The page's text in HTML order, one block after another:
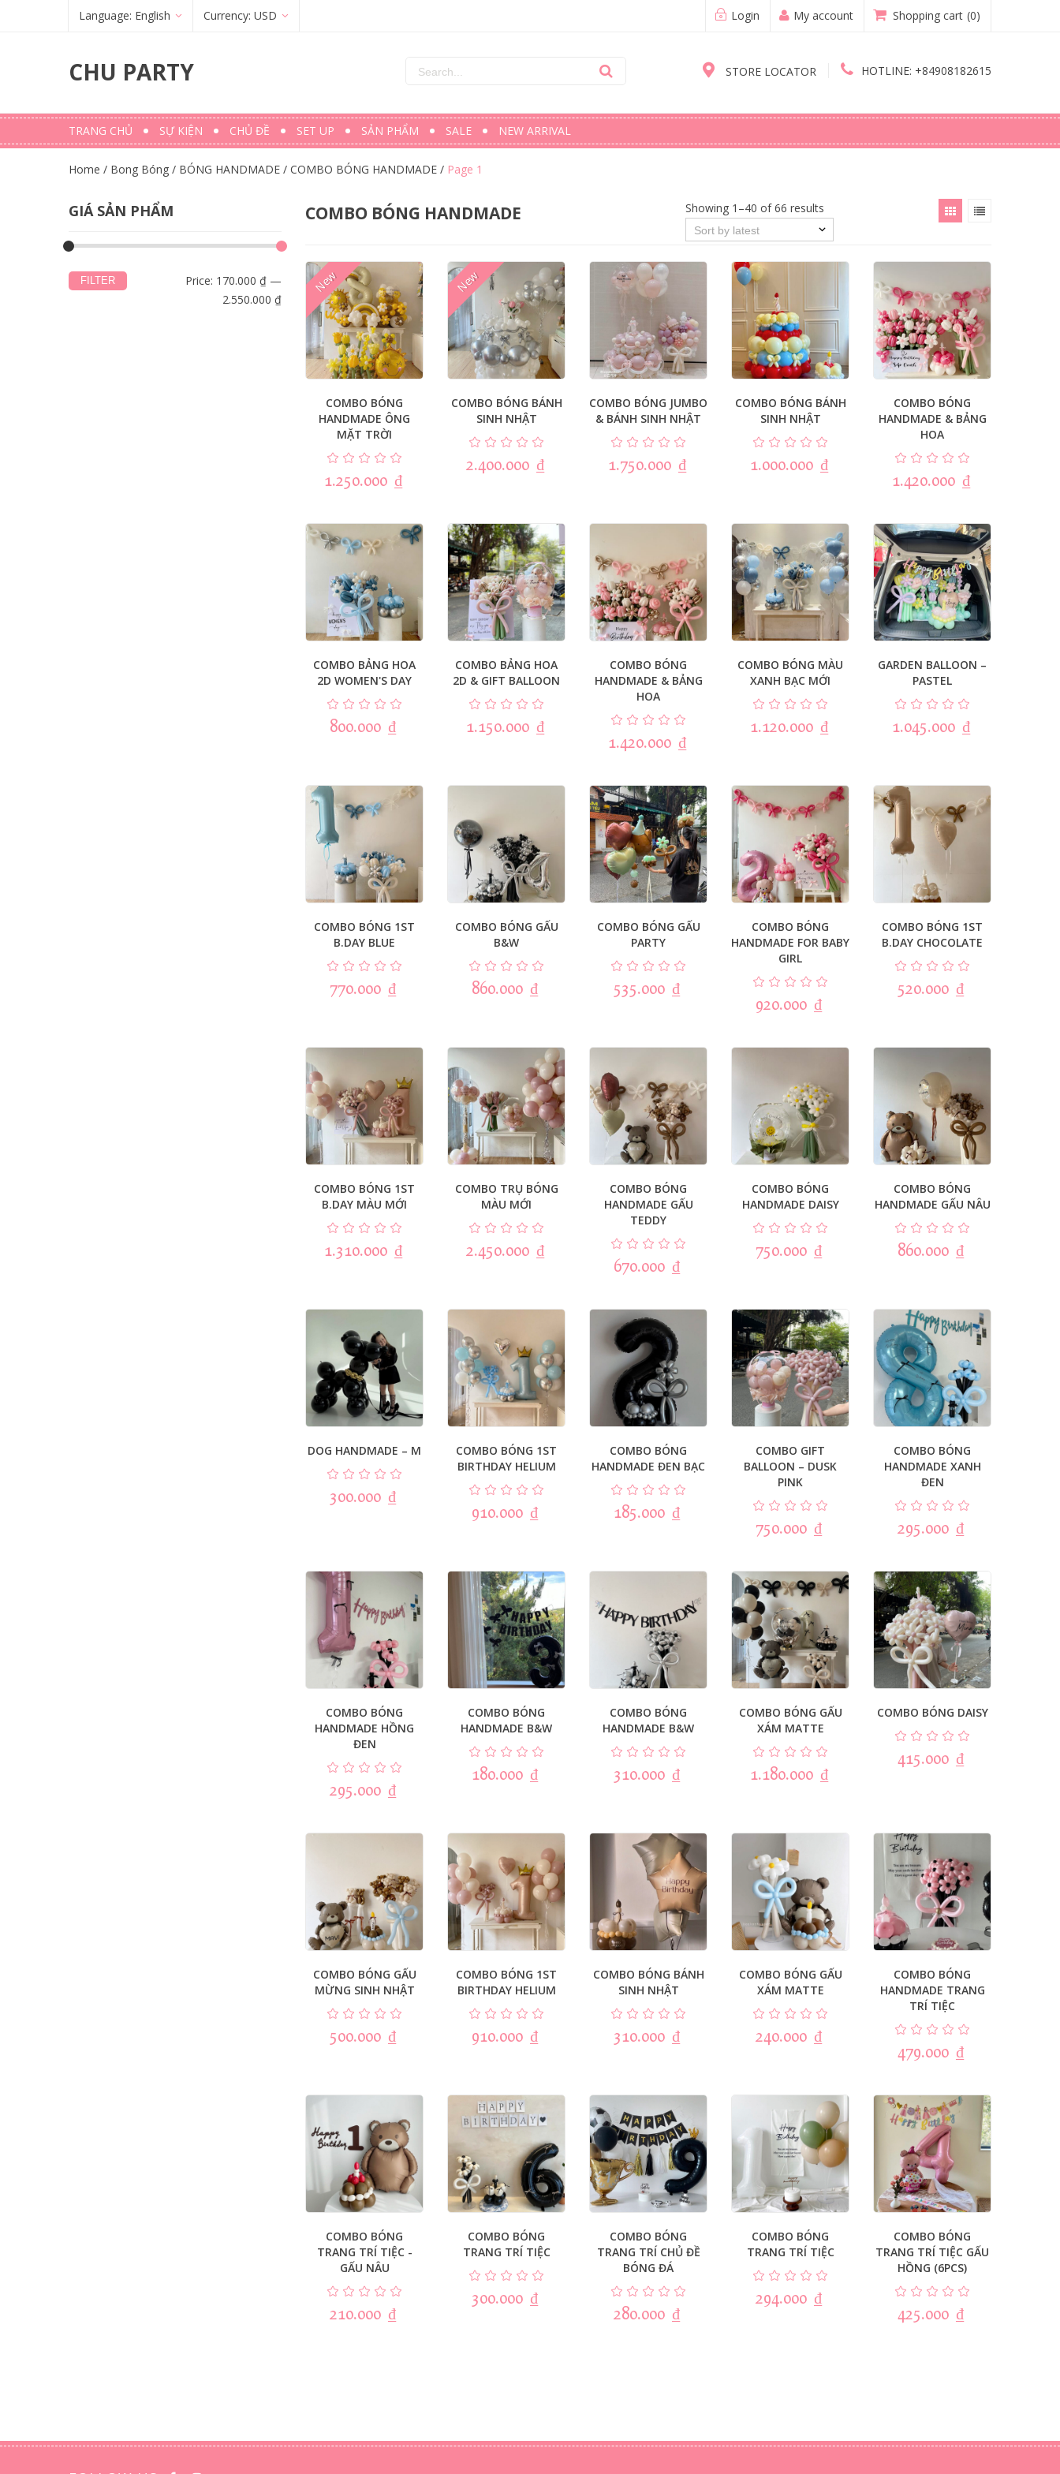
Language: English
English
Currency: USD
Login My account Shopping cart (0)
CHU PARTY STORE LOCATOR HOTLINE: +84908182615
TRANG CHỦ SỰ KIỆN CHỦ ĐỀ SET UP SẢN PHẨM SALE NEW ARRIVAL
Home / Bong Bóng / BÓNG HANDMADE / COMBO BÓNG HANDMADE / Page 1
GIÁ SẢN PHẨM
FILTER Price: 170.000 ₫ —
2.550.000 ₫
COMBO BÓNG HANDMADE Showing 1–40 of 66 results
New
COMBO BÓNG
HANDMADE ÔNG
MẶT TRỜI
1.250.000 ₫
New
COMBO BÓNG BÁNH
SINH NHẬT
2.400.000 ₫
COMBO BÓNG JUMBO
& BÁNH SINH NHẬT
1.750.000 ₫
COMBO BÓNG BÁNH
SINH NHẬT
1.000.000 ₫
COMBO BÓNG
HANDMADE & BẢNG
HOA
1.420.000 ₫
COMBO BẢNG HOA
2D WOMEN'S DAY
800.000 ₫
COMBO BẢNG HOA
2D & GIFT BALLOON
1.150.000 ₫
COMBO BÓNG
HANDMADE & BẢNG
HOA
1.420.000 ₫
COMBO BÓNG MÀU
XANH BẠC MỚI
1.120.000 ₫
GARDEN BALLOON –
PASTEL
1.045.000 ₫
COMBO BÓNG 1ST
B.DAY BLUE
770.000 ₫
COMBO BÓNG GẤU
B&W
860.000 ₫
COMBO BÓNG GẤU
PARTY
535.000 ₫
COMBO BÓNG
HANDMADE FOR BABY
GIRL
920.000 ₫
COMBO BÓNG 1ST
B.DAY CHOCOLATE
520.000 ₫
COMBO BÓNG 1ST
B.DAY MÀU MỚI
1.310.000 ₫
COMBO TRỤ BÓNG
MÀU MỚI
2.450.000 ₫
COMBO BÓNG
HANDMADE GẤU
TEDDY
670.000 ₫
COMBO BÓNG
HANDMADE DAISY
750.000 ₫
COMBO BÓNG
HANDMADE GẤU NÂU
860.000 ₫
DOG HANDMADE – M
300.000 ₫
COMBO BÓNG 1ST
BIRTHDAY HELIUM
910.000 ₫
COMBO BÓNG
HANDMADE ĐEN BẠC
185.000 ₫
COMBO GIFT
BALLOON – DUSK
PINK
750.000 ₫
COMBO BÓNG
HANDMADE XANH
ĐEN
295.000 ₫
COMBO BÓNG
HANDMADE HỒNG
ĐEN
295.000 ₫
COMBO BÓNG
HANDMADE B&W
180.000 ₫
COMBO BÓNG
HANDMADE B&W
310.000 ₫
COMBO BÓNG GẤU
XÁM MATTE
1.180.000 ₫
COMBO BÓNG DAISY
415.000 ₫
COMBO BÓNG GẤU
MỪNG SINH NHẬT
500.000 ₫
COMBO BÓNG 1ST
BIRTHDAY HELIUM
910.000 ₫
COMBO BÓNG BÁNH
SINH NHẬT
310.000 ₫
COMBO BÓNG GẤU
XÁM MATTE
240.000 ₫
COMBO BÓNG
HANDMADE TRANG
TRÍ TIỆC
479.000 ₫
COMBO BÓNG
TRANG TRÍ TIỆC -
GẤU NÂU
210.000 ₫
COMBO BÓNG
TRANG TRÍ TIỆC
300.000 ₫
COMBO BÓNG
TRANG TRÍ CHỦ ĐỀ
BÓNG ĐÁ
280.000 ₫
COMBO BÓNG
TRANG TRÍ TIỆC
294.000 ₫
COMBO BÓNG
TRANG TRÍ TIỆC GẤU
HỒNG (6PCS)
425.000 ₫